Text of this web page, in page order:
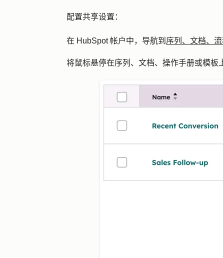
配置共享设置：
在 HubSpot 帐户中，导航到 序列、文档、
将鼠标悬停在序列、文档、操作手册或模板